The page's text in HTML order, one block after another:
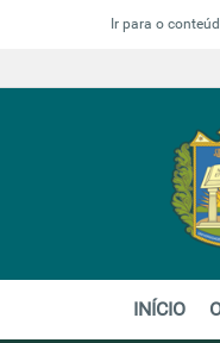
Ir para o
INÍCIO